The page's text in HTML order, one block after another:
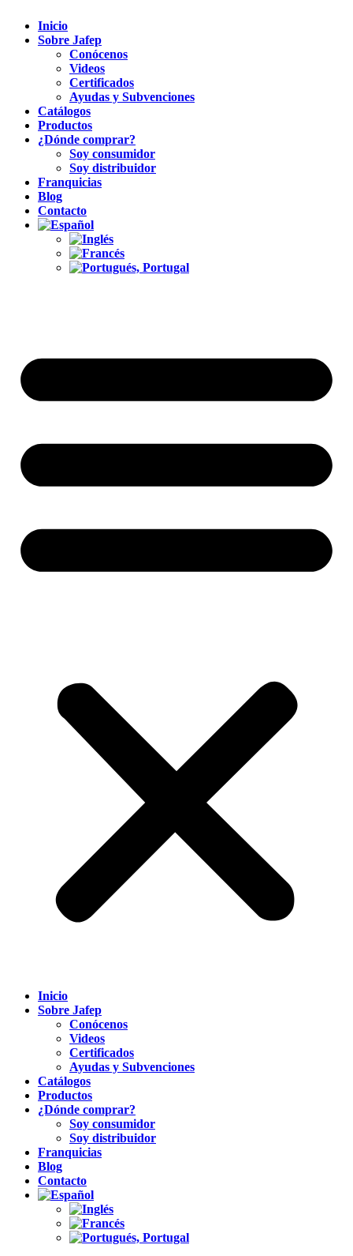
Inicio
Sobre Jafep
Conócenos
Videos
Certificados
Ayudas y Subvenciones
Catálogos
Productos
¿Dónde comprar?
Soy consumidor
Soy distribuidor
Franquicias
Blog
Contacto
Inicio
Sobre Jafep
Conócenos
Videos
Certificados
Ayudas y Subvenciones
Catálogos
Productos
¿Dónde comprar?
Soy consumidor
Soy distribuidor
Franquicias
Blog
Contacto